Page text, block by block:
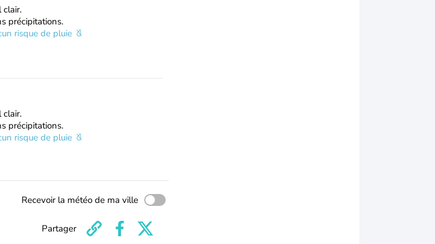
clair.
précipitations.
risque de pluie
clair.
précipitations.
risque de pluie
Recevoir la météo de ma ville
Partager